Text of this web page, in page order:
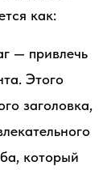
как:
— привлечь
Этого
заголовка,
который